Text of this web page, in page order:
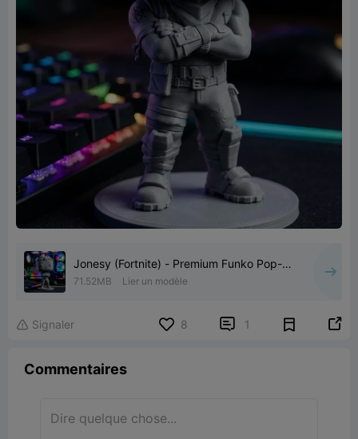
Jonesy (Fortnite) - Premium Funko Pop-
Style Collectible
71.52MB Lier un modèle
 Signaler 8  1 
Commentaires